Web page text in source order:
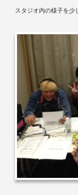
スタジオ内の様子を少